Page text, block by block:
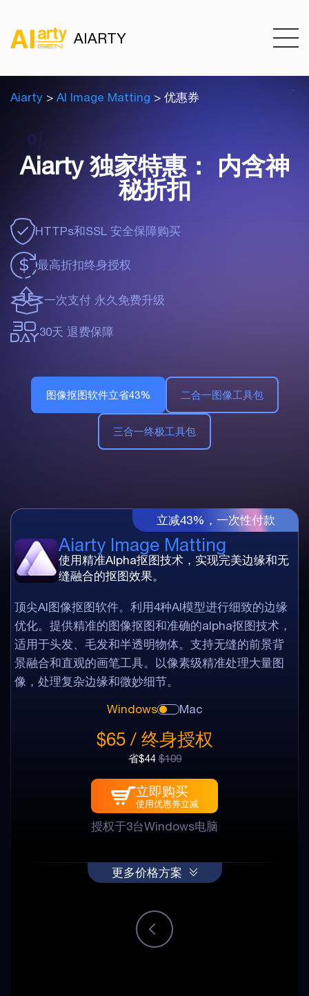
AIARTY
Aiarty > AI Image Matting > 优惠券
Aiarty 独家特惠： 内含神
秘折扣
HTTPs和SSL 安全保障购买
最高折扣终身授权
一次支付 永久免费升级
30天 退费保障
图像抠图软件立省43% 二合一图像工具包
三合一终极工具包
立减43%，一次性付款
Aiarty Image Matting
使用精准Alpha抠图技术，实现完美边缘和无
缝融合的抠图效果。
顶尖AI图像抠图软件。利用4种AI模型进行细致的边缘
优化。提供精准的图像抠图和准确的alpha抠图技术，
适用于头发、毛发和半透明物体。支持无缝的前景背
景融合和直观的画笔工具。以像素级精准处理大量图
像，处理复杂边缘和微妙细节。
Windows
Mac
$65 / 终身授权
省$44$109
立即购买
使用优惠券立减
授权于3台Windows电脑
更多价格方案